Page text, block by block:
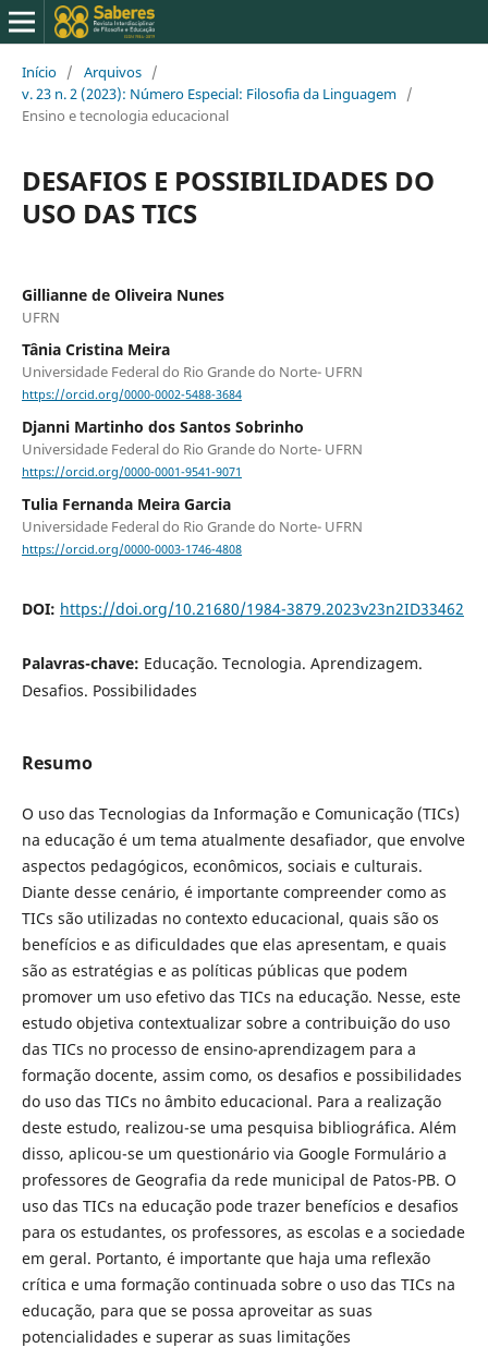
Início / Arquivos /
v. 23 n. 2 (2023): Número Especial: Filosofia da Linguagem /
Ensino e tecnologia educacional
DESAFIOS E POSSIBILIDADES DO
USO DAS TICS
Gillianne de Oliveira Nunes
UFRN
Tânia Cristina Meira
Universidade Federal do Rio Grande do Norte- UFRN
https://orcid.org/0000-0002-5488-3684
Djanni Martinho dos Santos Sobrinho
Universidade Federal do Rio Grande do Norte- UFRN
https://orcid.org/0000-0001-9541-9071
Tulia Fernanda Meira Garcia
Universidade Federal do Rio Grande do Norte- UFRN
https://orcid.org/0000-0003-1746-4808
DOI: https://doi.org/10.21680/1984-3879.2023v23n2ID33462
Palavras-chave: Educação. Tecnologia. Aprendizagem.
Desafios. Possibilidades
Resumo
O uso das Tecnologias da Informação e Comunicação (TICs)
na educação é um tema atualmente desafiador, que envolve
aspectos pedagógicos, econômicos, sociais e culturais.
Diante desse cenário, é importante compreender como as
TICs são utilizadas no contexto educacional, quais são os
benefícios e as dificuldades que elas apresentam, e quais
são as estratégias e as políticas públicas que podem
promover um uso efetivo das TICs na educação. Nesse, este
estudo objetiva contextualizar sobre a contribuição do uso
das TICs no processo de ensino-aprendizagem para a
formação docente, assim como, os desafios e possibilidades
do uso das TICs no âmbito educacional. Para a realização
deste estudo, realizou-se uma pesquisa bibliográfica. Além
disso, aplicou-se um questionário via Google Formulário a
professores de Geografia da rede municipal de Patos-PB. O
uso das TICs na educação pode trazer benefícios e desafios
para os estudantes, os professores, as escolas e a sociedade
em geral. Portanto, é importante que haja uma reflexão
crítica e uma formação continuada sobre o uso das TICs na
educação, para que se possa aproveitar as suas
potencialidades e superar as suas limitações